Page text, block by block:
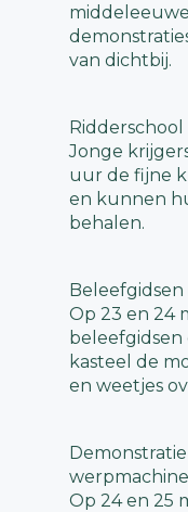
van dichtbij.
Ridderschool
Jonge
uur de fijne
en kunnen
behalen.
Op 23 en 24
beleefgidsen
kasteel de
en weetjes
werpmachine
Op 24 en 25